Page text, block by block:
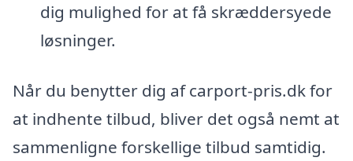
dig mulighed for at få skræddersyede
løsninger.
Når du benytter dig af carport-pris.dk for
at indhente tilbud, bliver det også nemt at
sammenligne forskellige tilbud samtidig.